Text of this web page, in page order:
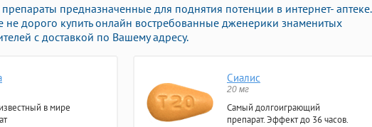
предназначенные для поднятия потенции в интернет- аптеке.
не дорого купить онлайн востребованные дженерики знаменитых
с доставкой по Вашему адресу.
в мире
Сиалис
20 мг
Самый долгоиграющий
препарат. Эффект до 36 часов.